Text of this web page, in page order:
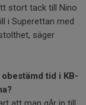
stort tack till Nino
i Superettan med
säger
tid i KB-